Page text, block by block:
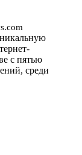
с пятью
среди